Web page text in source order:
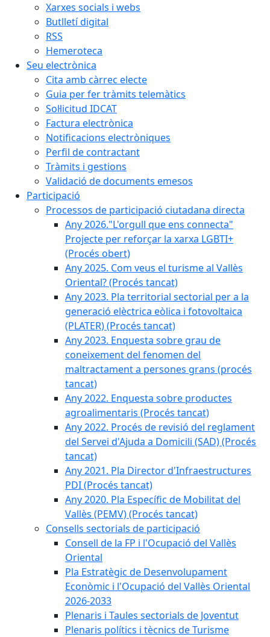
Xarxes socials i webs
Butlletí digital
RSS
Hemeroteca
Seu electrònica
Cita amb càrrec electe
Guia per fer tràmits telemàtics
Sol·licitud IDCAT
Factura electrònica
Notificacions electròniques
Perfil de contractant
Tràmits i gestions
Validació de documents emesos
Participació
Processos de participació ciutadana directa
Any 2026."L'orgull que ens connecta"
Projecte per reforçar la xarxa LGBTI+
(Procés obert)
Any 2025. Com veus el turisme al Vallès
Oriental? (Procés tancat)
Any 2023. Pla territorial sectorial per a la
generació elèctrica eòlica i fotovoltaica
(PLATER) (Procés tancat)
Any 2023. Enquesta sobre grau de
coneixement del fenomen del
maltractament a persones grans (procés
tancat)
Any 2022. Enquesta sobre productes
agroalimentaris (Procés tancat)
Any 2022. Procés de revisió del reglament
del Servei d'Ajuda a Domicili (SAD) (Procés
tancat)
Any 2021. Pla Director d'Infraestructures
PDI (Procés tancat)
Any 2020. Pla Específic de Mobilitat del
Vallès (PEMV) (Procés tancat)
Consells sectorials de participació
Consell de la FP i l'Ocupació del Vallès
Oriental
Pla Estratègic de Desenvolupament
Econòmic i l'Ocupació del Vallès Oriental
2026-2033
Plenaris i Taules sectorials de Joventut
Plenaris polítics i tècnics de Turisme